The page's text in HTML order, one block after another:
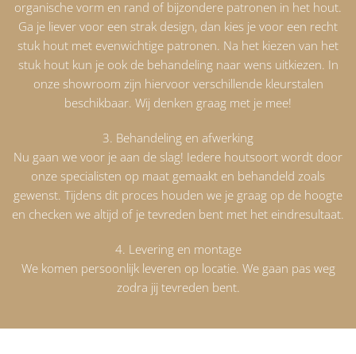
organische vorm en rand of bijzondere patronen in het hout.
Ga je liever voor een strak design, dan kies je voor een recht
stuk hout met evenwichtige patronen. Na het kiezen van het
stuk hout kun je ook de behandeling naar wens uitkiezen. In
onze showroom zijn hiervoor verschillende kleurstalen
beschikbaar. Wij denken graag met je mee!
3. Behandeling en afwerking
Nu gaan we voor je aan de slag! Iedere houtsoort wordt door
onze specialisten op maat gemaakt en behandeld zoals
gewenst. Tijdens dit proces houden we je graag op de hoogte
en checken we altijd of je tevreden bent met het eindresultaat.
4. Levering en montage
We komen persoonlijk leveren op locatie. We gaan pas weg
zodra jij tevreden bent.